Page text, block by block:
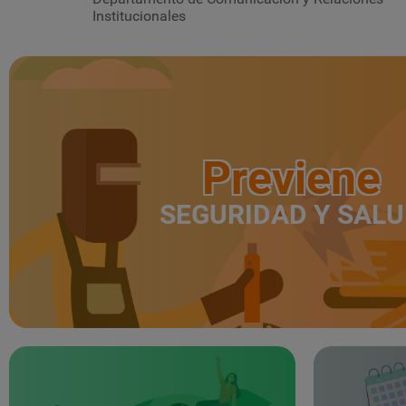
Institucionales
Previene
SEGURIDAD Y